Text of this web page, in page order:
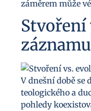
záměrem může
Stvoření
záznamu
V dnešní době se
teologického a
pohledy